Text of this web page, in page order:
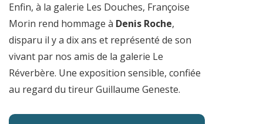
Enfin, à la galerie Les Douches, Françoise
Morin rend hommage à Denis Roche,
disparu il y a dix ans et représenté de son
vivant par nos amis de la galerie Le
Réverbère. Une exposition sensible, confiée
au regard du tireur Guillaume Geneste.